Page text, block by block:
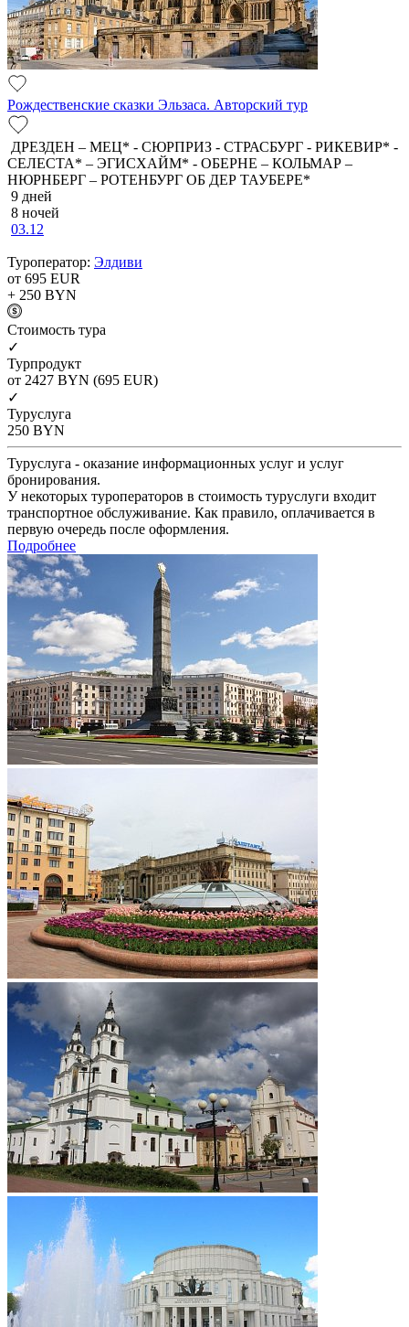
Рождественские сказки Эльзаса. Авторский тур
ДРЕЗДЕН – МЕЦ* - СЮРПРИЗ - СТРАСБУРГ - РИКЕВИР* -
СЕЛЕСТА* – ЭГИСХАЙМ* - ОБЕРНЕ – КОЛЬМАР –
НЮРНБЕРГ – РОТЕНБУРГ ОБ ДЕР ТАУБЕРЕ*
9 дней
8 ночей
03.12
Туроператор: Элдиви
от 695 EUR
+ 250 BYN
Cтоимость тура
✓
Турпродукт
от 2427 BYN (695 EUR)
✓
Туруслуга
250 BYN
Туруслуга - оказание информационных услуг и услуг
бронирования.
У некоторых туроператоров в стоимость туруслуги входит
транспортное обслуживание. Как правило, оплачивается в
первую очередь после оформления.
Подробнее